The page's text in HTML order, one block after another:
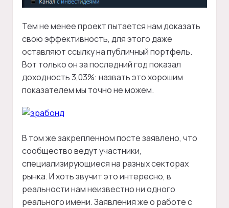
Тем не менее проект пытается нам доказать
свою эффективность, для этого даже
оставляют ссылку на публичный портфель.
Вот только он за последний год показал
доходность 3,03%: назвать это хорошим
показателем мы точно не можем.
В том же закрепленном посте заявлено, что
сообщество ведут участники,
специализирующиеся на разных секторах
рынка. И хоть звучит это интересно, в
реальности нам неизвестно ни одного
реального имени. Заявления же о работе с